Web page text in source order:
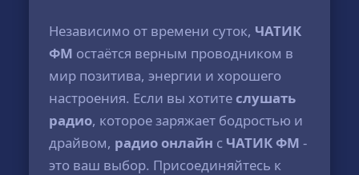
Независимо от времени суток, ЧАТИК
ФМ остаётся верным проводником в
мир позитива, энергии и хорошего
настроения. Если вы хотите слушать
радио, которое заряжает бодростью и
драйвом, радио онлайн с ЧАТИК ФМ -
это ваш выбор. Присоединяйтесь к